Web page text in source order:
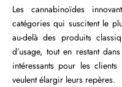
Les cannabinoïdes
catégories qui suscitent le
au-delà des produits
d’usage, tout en restant
intéressants pour les
veulent élargir leurs repères.